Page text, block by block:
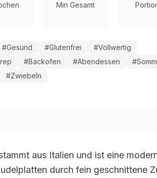
Min Gesamt
#Gesund #Glutenfrei #Vollwertig
#Backofen #Abendessen #
#Zwiebeln
aus Italien und ist eine
durch fein geschnittene